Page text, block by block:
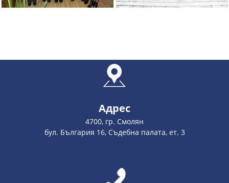
Адрес
4700, гр. Смолян
бул. България 16, Съдебна палата, ет. 3